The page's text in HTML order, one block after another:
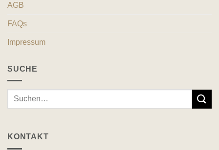
AGB
FAQs
Impressum
SUCHE
Suche
KONTAKT